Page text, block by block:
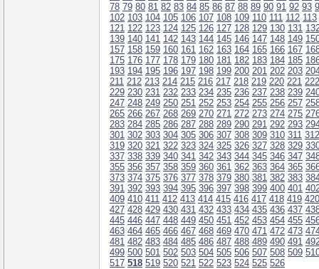
78 79 80 81 82 83 84 85 86 87 88 89 90 91 92 93
102 103 104 105 106 107 108 109 110 111 112 113
121 122 123 124 125 126 127 128 129 130 131
139 140 141 142 143 144 145 146 147 148 149
157 158 159 160 161 162 163 164 165 166 167
175 176 177 178 179 180 181 182 183 184 185
193 194 195 196 197 198 199 200 201 202 203
211 212 213 214 215 216 217 218 219 220 221 222
229 230 231 232 233 234 235 236 237 238 239
247 248 249 250 251 252 253 254 255 256 257
265 266 267 268 269 270 271 272 273 274 275
283 284 285 286 287 288 289 290 291 292 293
301 302 303 304 305 306 307 308 309 310 311 312
319 320 321 322 323 324 325 326 327 328 329
337 338 339 340 341 342 343 344 345 346 347
355 356 357 358 359 360 361 362 363 364 365
373 374 375 376 377 378 379 380 381 382 383
391 392 393 394 395 396 397 398 399 400 401
409 410 411 412 413 414 415 416 417 418 419 420
427 428 429 430 431 432 433 434 435 436 437
445 446 447 448 449 450 451 452 453 454 455
463 464 465 466 467 468 469 470 471 472 473
481 482 483 484 485 486 487 488 489 490 491
499 500 501 502 503 504 505 506 507 508 509
517 518 519 520 521 522 523 524 525 526